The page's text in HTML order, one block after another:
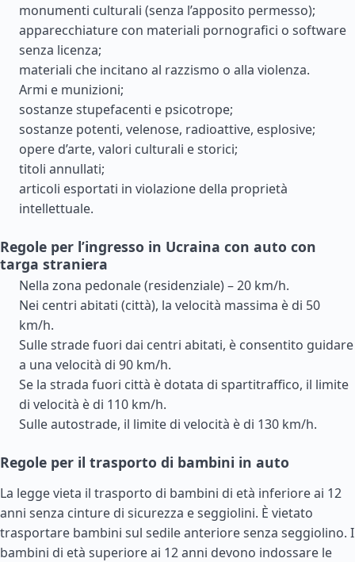
monumenti culturali (senza l’apposito permesso);
apparecchiature con materiali pornografici o software
senza licenza;
materiali che incitano al razzismo o alla violenza.
Armi e munizioni;
sostanze stupefacenti e psicotrope;
sostanze potenti, velenose, radioattive, esplosive;
opere d’arte, valori culturali e storici;
titoli annullati;
articoli esportati in violazione della proprietà
intellettuale.
Regole per l’ingresso in Ucraina con auto con
targa straniera
Nella zona pedonale (residenziale) – 20 km/h.
Nei centri abitati (città), la velocità massima è di 50
km/h.
Sulle strade fuori dai centri abitati, è consentito guidare
a una velocità di 90 km/h.
Se la strada fuori città è dotata di spartitraffico, il limite
di velocità è di 110 km/h.
Sulle autostrade, il limite di velocità è di 130 km/h.
Regole per il trasporto di bambini in auto
La legge vieta il trasporto di bambini di età inferiore ai 12
anni senza cinture di sicurezza e seggiolini. È vietato
trasportare bambini sul sedile anteriore senza seggiolino. I
bambini di età superiore ai 12 anni devono indossare le